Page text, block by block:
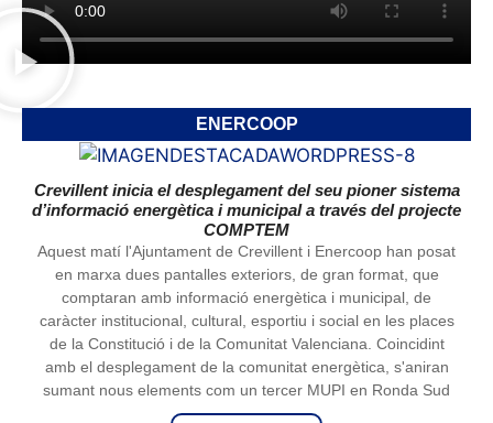
ENERCOOP
Crevillent inicia el desplegament del seu pioner sistema
d’informació energètica i municipal a través del projecte
COMPTEM
Aquest matí l'Ajuntament de Crevillent i Enercoop han posat
en marxa dues pantalles exteriors, de gran format, que
comptaran amb informació energètica i municipal, de
caràcter institucional, cultural, esportiu i social en les places
de la Constitució i de la Comunitat Valenciana. Coincidint
amb el desplegament de la comunitat energètica, s'aniran
sumant nous elements com un tercer MUPI en Ronda Sud